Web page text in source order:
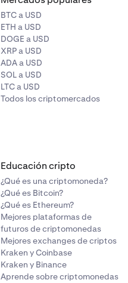
BTC a USD
ETH a USD
DOGE a USD
XRP a USD
ADA a USD
SOL a USD
LTC a USD
Todos los criptomercados
Educación cripto
¿Qué es una criptomoneda?
¿Qué es Bitcoin?
¿Qué es Ethereum?
Mejores plataformas de
futuros de criptomonedas
Mejores exchanges de criptos
Kraken y Coinbase
Kraken y Binance
Aprende sobre criptomonedas